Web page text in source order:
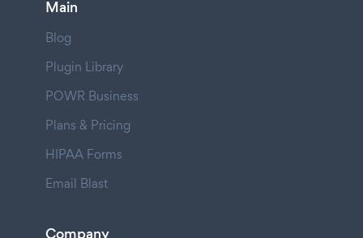
Main
Blog
Plugin Library
POWR Business
Plans & Pricing
HIPAA Forms
Email Blast
Company